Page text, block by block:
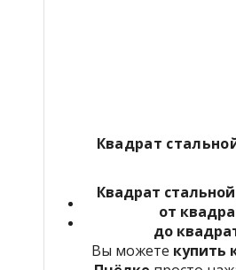
Квадрат
Квадрат стальной
от
до
Вы можете купить